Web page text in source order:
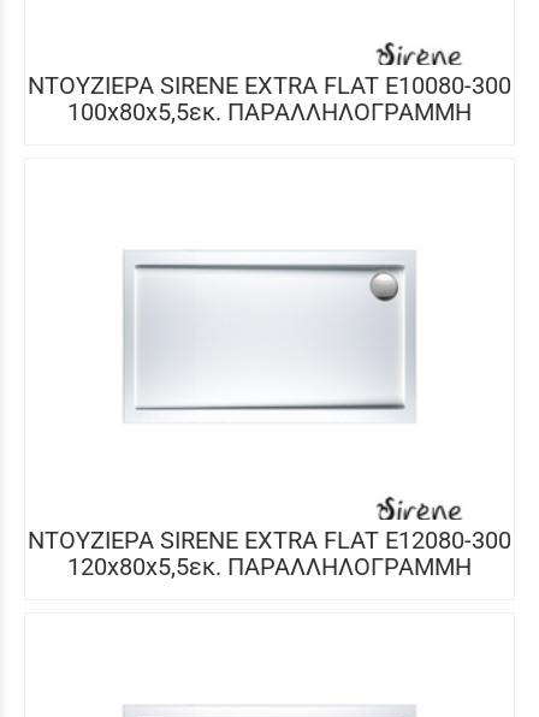
ΝΤΟΥΖΙΕΡΑ SIRENE EXTRA FLAT E10080-300
100x80x5,5εκ. ΠΑΡΑΛΛΗΛΟΓΡΑΜΜΗ
ΝΤΟΥΖΙΕΡΑ SIRENE EXTRA FLAT E12080-300
120x80x5,5εκ. ΠΑΡΑΛΛΗΛΟΓΡΑΜΜΗ